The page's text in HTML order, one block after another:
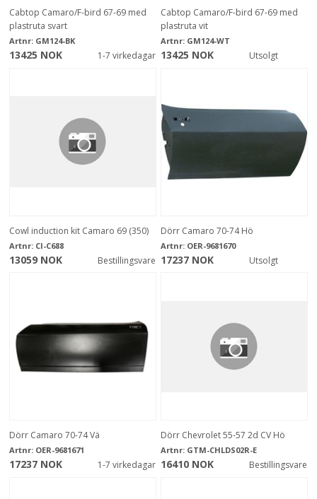
Cabtop Camaro/F-bird 67-69 med
plastruta svart
Artnr: GM124-BK
13425 NOK 1-7 virkedagar
Cabtop Camaro/F-bird 67-69 med
plastruta vit
Artnr: GM124-WT
13425 NOK Utsolgt
Cowl induction kit Camaro 69 (350)
Artnr: CI-C688
13059 NOK Bestillingsvare
Dörr Camaro 70-74 Hö
Artnr: OER-9681670
17237 NOK Utsolgt
Dörr Camaro 70-74 Vä
Artnr: OER-9681671
17237 NOK 1-7 virkedagar
Dörr Chevrolet 55-57 2d CV Hö
Artnr: GTM-CHLDS02R-E
16410 NOK Bestillingsvare